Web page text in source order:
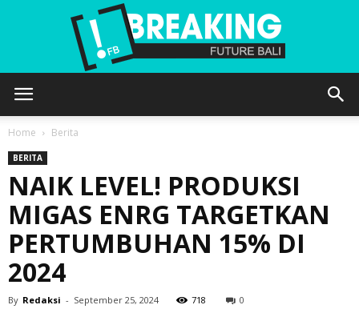
Bali
Home Berita
BERITA
NAIK LEVEL! PRODUKSI
MIGAS ENRG TARGETKAN
PERTUMBUHAN 15% DI
2024
By Redaksi - September 25, 2024 718 0